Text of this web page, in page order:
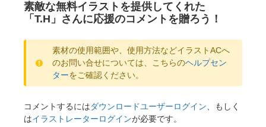
素敵な無料イラストを提供してくれた
「T.H」さんに応援のコメントを贈ろう！
素材の使用範囲や、使用方法などイラストACへ
のお問い合せについては、こちらのヘルプセン
ターをご確認ください。
コメントするにはダウンロードユーザーログイン、もしく
はイラストレーターログインが必要です。